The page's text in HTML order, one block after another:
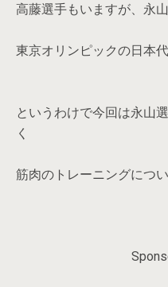
高藤選手もいますが、永
東京オリンピックの日本
というわけで今回は永山
く
筋肉のトレーニングにつ